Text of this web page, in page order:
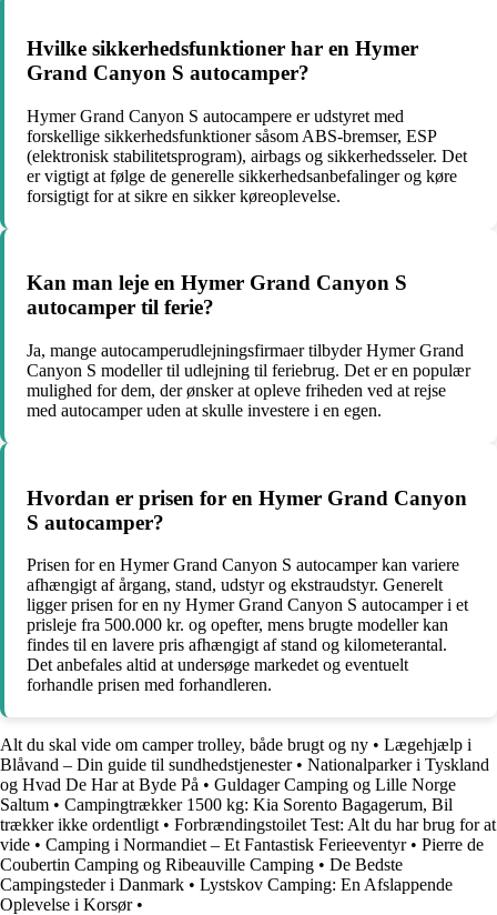
Hvilke sikkerhedsfunktioner har en Hymer
Grand Canyon S autocamper?
Hymer Grand Canyon S autocampere er udstyret med
forskellige sikkerhedsfunktioner såsom ABS-bremser, ESP
(elektronisk stabilitetsprogram), airbags og sikkerhedsseler. Det
er vigtigt at følge de generelle sikkerhedsanbefalinger og køre
forsigtigt for at sikre en sikker køreoplevelse.
Kan man leje en Hymer Grand Canyon S
autocamper til ferie?
Ja, mange autocamperudlejningsfirmaer tilbyder Hymer Grand
Canyon S modeller til udlejning til feriebrug. Det er en populær
mulighed for dem, der ønsker at opleve friheden ved at rejse
med autocamper uden at skulle investere i en egen.
Hvordan er prisen for en Hymer Grand Canyon
S autocamper?
Prisen for en Hymer Grand Canyon S autocamper kan variere
afhængigt af årgang, stand, udstyr og ekstraudstyr. Generelt
ligger prisen for en ny Hymer Grand Canyon S autocamper i et
prisleje fra 500.000 kr. og opefter, mens brugte modeller kan
findes til en lavere pris afhængigt af stand og kilometerantal.
Det anbefales altid at undersøge markedet og eventuelt
forhandle prisen med forhandleren.
Alt du skal vide om camper trolley, både brugt og ny • Lægehjælp i
Blåvand – Din guide til sundhedstjenester• Nationalparker i Tyskland
og Hvad De Har at Byde På • Guldager Camping og Lille Norge
Saltum • Campingtrækker 1500 kg: Kia Sorento Bagagerum, Bil
trækker ikke ordentligt• Forbrændingstoilet Test: Alt du har brug for at
vide • Camping i Normandiet – Et Fantastisk Ferieeventyr• Pierre de
Coubertin Camping og Ribeauville Camping • De Bedste
Campingsteder i Danmark • Lystskov Camping: En Afslappende
Oplevelse i Korsør•